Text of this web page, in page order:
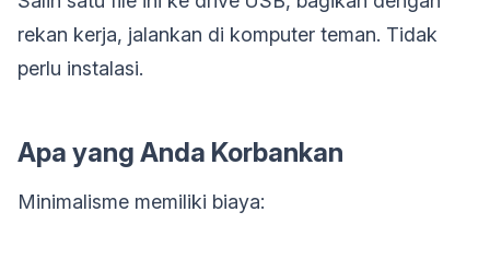
rekan kerja, jalankan di komputer teman. Tidak
perlu instalasi.
Apa yang Anda Korbankan
Minimalisme memiliki biaya: